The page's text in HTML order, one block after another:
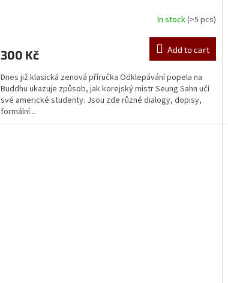
In stock(>5 pcs)
300 Kč Add to cart
Dnes již klasická zenová příručka Odklepávání popela na
Buddhu ukazuje způsob, jak korejský mistr Seung Sahn učí
své americké studenty. Jsou zde různé dialogy, dopisy,
formální...